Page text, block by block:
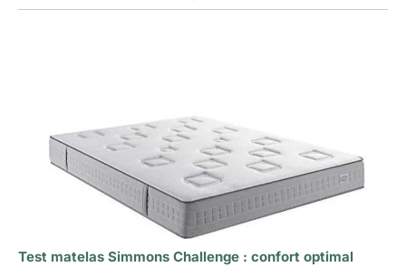
Test matelas Simmons Challenge : confort optimal